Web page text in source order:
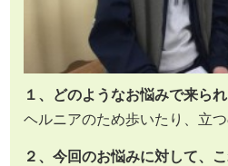
１、どのようなお悩みで来ら
ヘルニアのため歩いたり、立
２、今回のお悩みに対して、